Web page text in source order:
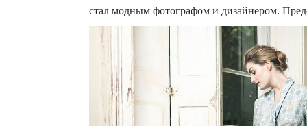
стал модным фотографом и дизайнером.